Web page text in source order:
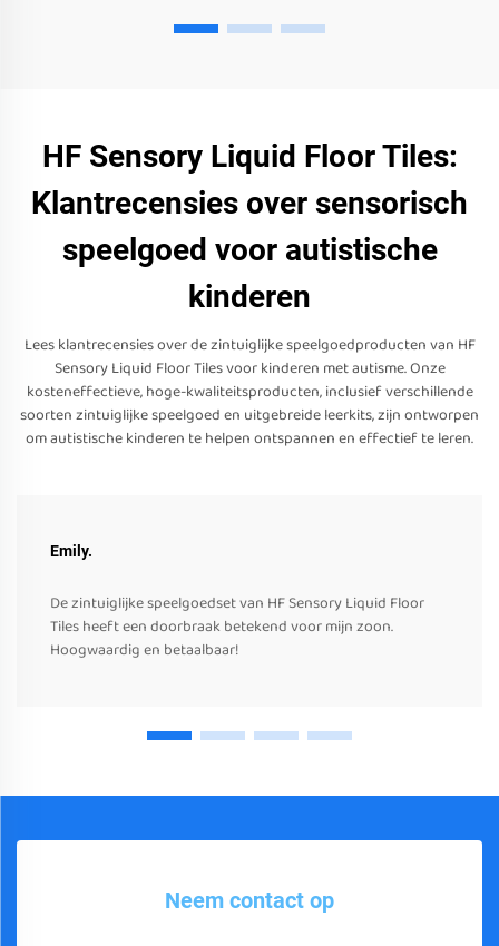
HF Sensory Liquid Floor Tiles:
Klantrecensies over sensorisch
speelgoed voor autistische
kinderen
Lees klantrecensies over de zintuiglijke speelgoedproducten van HF
Sensory Liquid Floor Tiles voor kinderen met autisme. Onze
kosteneffectieve, hoge-kwaliteitsproducten, inclusief verschillende
soorten zintuiglijke speelgoed en uitgebreide leerkits, zijn ontworpen
om autistische kinderen te helpen ontspannen en effectief te leren.
Emily.
De zintuiglijke speelgoedset van HF Sensory Liquid Floor
Tiles heeft een doorbraak betekend voor mijn zoon.
Hoogwaardig en betaalbaar!
Neem contact op